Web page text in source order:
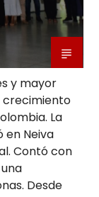
y mayor
La
en Neiva
Contó con
Desde